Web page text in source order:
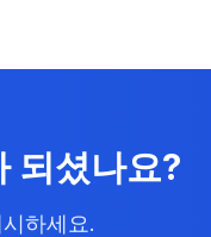
되셨나요?
하세요.